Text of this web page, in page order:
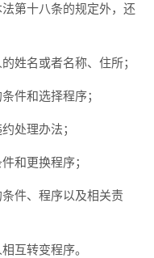
十八条的规定外，还
名或者名称、住所；
和选择程序；
处理办法；
更换程序；
件、程序以及相关责
转变程序。